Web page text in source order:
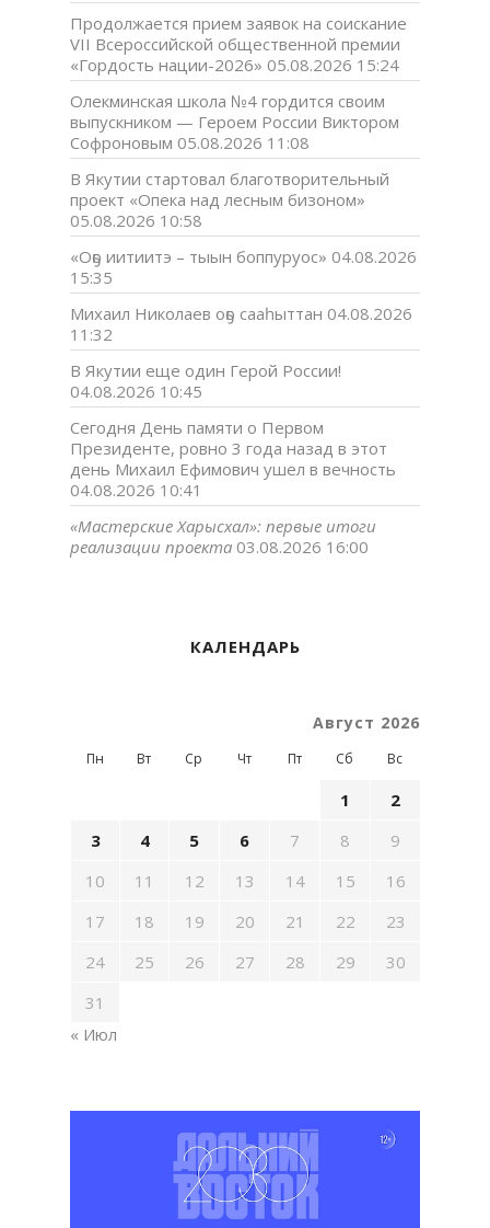
Продолжается прием заявок на соискание
VII Всероссийской общественной премии
«Гордость нации-2026» 05.08.2026 15:24
Олекминская школа №4 гордится своим
выпускником — Героем России Виктором
Софроновым 05.08.2026 11:08
В Якутии стартовал благотворительный
проект «Опека над лесным бизоном»
05.08.2026 10:58
«Оҕо иитиитэ – тыын боппуруос» 04.08.2026
15:35
Михаил Николаев оҕо сааһыттан 04.08.2026
11:32
В Якутии еще один Герой России!
04.08.2026 10:45
Сегодня День памяти о Первом
Президенте, ровно 3 года назад в этот
день Михаил Ефимович ушел в вечность
04.08.2026 10:41
«Мастерские Харысхал»: первые итоги
реализации проекта 03.08.2026 16:00
КАЛЕНДАРЬ
Август 2026
Пн Вт Ср Чт Пт Сб Вс
1
2
3
4 5 6 7 8
9
10
11 12 13 14 15
16
17
18 19 20 21 22
23
24
25 26 27 28 29
30
31
« Июл